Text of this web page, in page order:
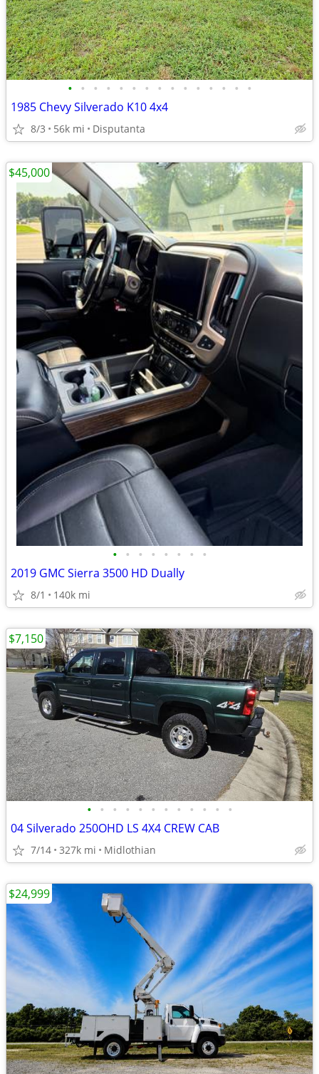
• • • • • • • • • • • • • • •
1985 Chevy Silverado K10 4x4
8/3 56k mi Disputanta
• • • • • • • •
2019 GMC Sierra 3500 HD Dually
8/1 140k mi
$45,000
• • • • • • • • • • • •
04 Silverado 250OHD LS 4X4 CREW CAB
7/14 327k mi Midlothian
$7,150
$24,999